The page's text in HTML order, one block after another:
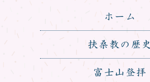
ホーム
扶桑教の歴史
富士山登拝